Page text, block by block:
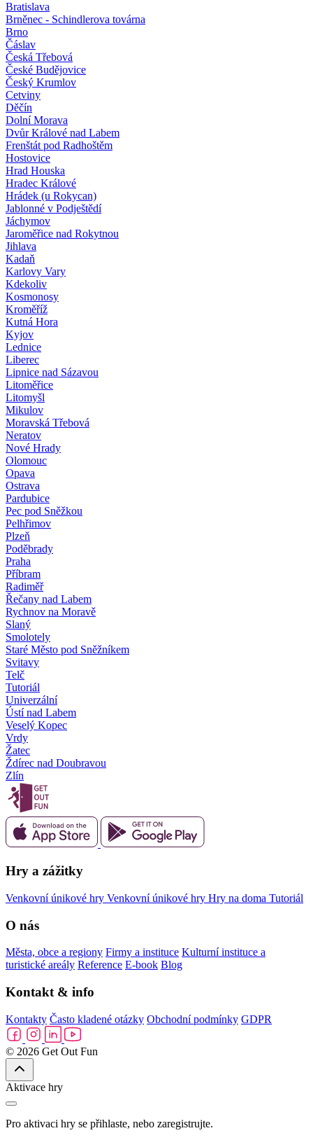
Bratislava
Brněnec - Schindlerova továrna
Brno
Čáslav
Česká Třebová
České Budějovice
Český Krumlov
Cetviny
Děčín
Dolní Morava
Dvůr Králové nad Labem
Frenštát pod Radhoštěm
Hostovice
Hrad Houska
Hradec Králové
Hrádek (u Rokycan)
Jablonné v Podještědí
Jáchymov
Jaroměřice nad Rokytnou
Jihlava
Kadaň
Karlovy Vary
Kdekoliv
Kosmonosy
Kroměříž
Kutná Hora
Kyjov
Lednice
Liberec
Lipnice nad Sázavou
Litoměřice
Litomyšl
Mikulov
Moravská Třebová
Neratov
Nové Hrady
Olomouc
Opava
Ostrava
Pardubice
Pec pod Sněžkou
Pelhřimov
Plzeň
Poděbrady
Praha
Příbram
Radiměř
Řečany nad Labem
Rychnov na Moravě
Slaný
Smolotely
Staré Město pod Sněžníkem
Svitavy
Telč
Tutoriál
Univerzální
Ústí nad Labem
Veselý Kopec
Vrdy
Žatec
Ždírec nad Doubravou
Zlín
Hry a zážitky
Venkovní únikové hry Venkovní únikové hry Hry na doma Tutoriál
O nás
Města, obce a regiony Firmy a instituce Kulturní instituce a
turistické areály Reference E-book Blog
Kontakt & info
Kontakty Často kladené otázky Obchodní podmínky GDPR
© 2026 Get Out Fun
Aktivace hry
Pro aktivaci hry se přihlaste, nebo zaregistrujte.